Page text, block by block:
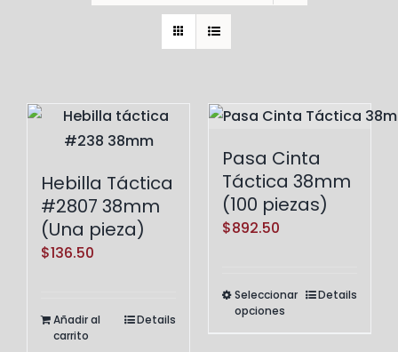
Hebilla Táctica
#2807 38mm
(Una pieza)
$136.50
Añadir al
carrito
Details
Pasa Cinta
Táctica 38mm
(100 piezas)
$892.50
Seleccionar
opciones
EsteDetails